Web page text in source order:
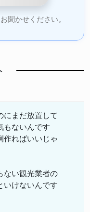
聞かせください。
にまだ放置して
もないんです
作ればいいじゃ
ない観光業者の
いけないんです